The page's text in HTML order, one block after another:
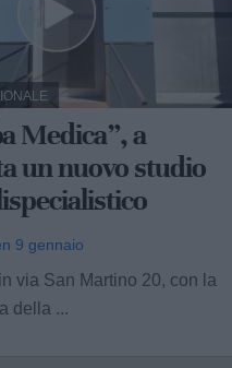
Medica”, a
un nuovo studio
9 gennaio
via San Martino 20, con la
della ...